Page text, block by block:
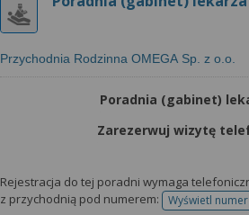
Przychodnia Rodzinna OMEGA Sp. z o.o.
Poradnia (gabinet)
Zarezerwuj wizytę
Rejestracja do tej poradni wymaga
z przychodnią pod numerem:
Wyświetl numer
możesz też wycofać zgodę na
dowiedzieć się więcej lub chcesz
za pomocą „Ustawień
Więcej informacji na temat
znajdziesz w Regulaminie